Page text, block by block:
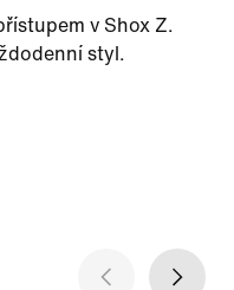
v Shox Z.
styl.